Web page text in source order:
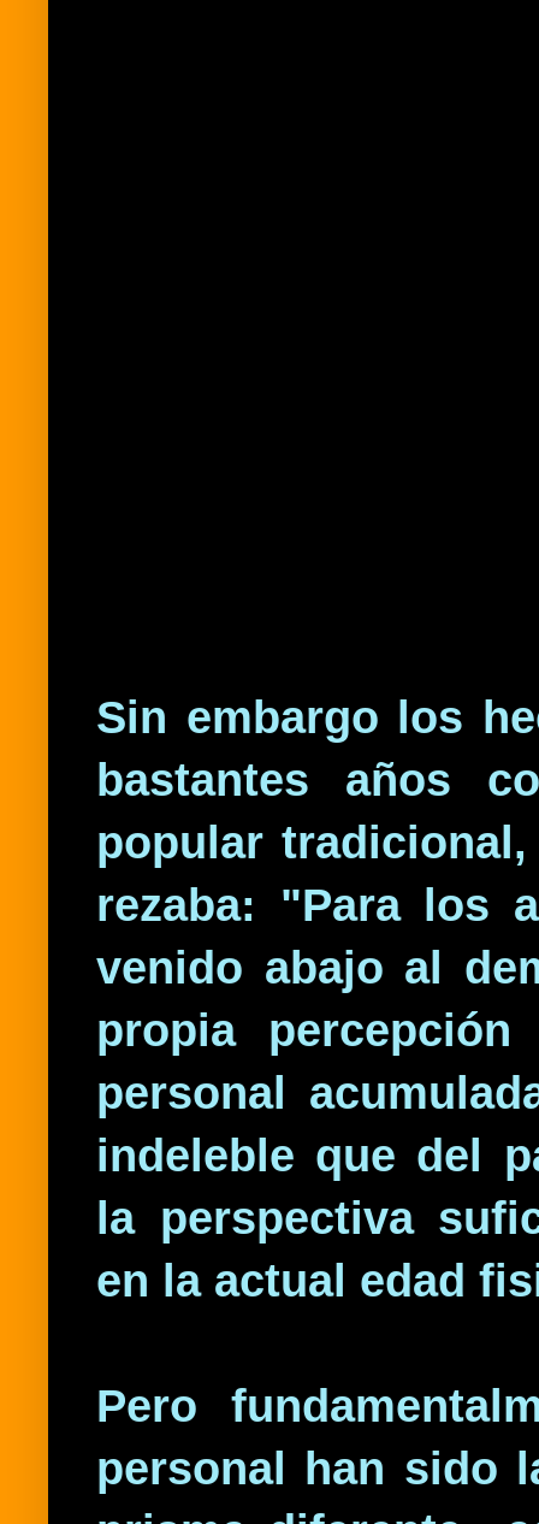
Sin embargo los
bastantes años
popular
rezaba: "Para los
venido abajo al
propia
personal
indeleble que del
la perspectiva
en la actual edad
Pero
personal han sido